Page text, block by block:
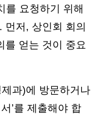
를 요청하기 위해
먼저, 상인회 회의
를 얻는 것이 중요
과)에 방문하거나
’를 제출해야 합